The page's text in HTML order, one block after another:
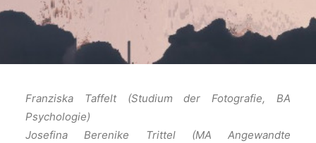
Franziska Taffelt (Studium der Fotografie, BA
Psychologie)
Josefina Berenike Trittel (MA Angewandte